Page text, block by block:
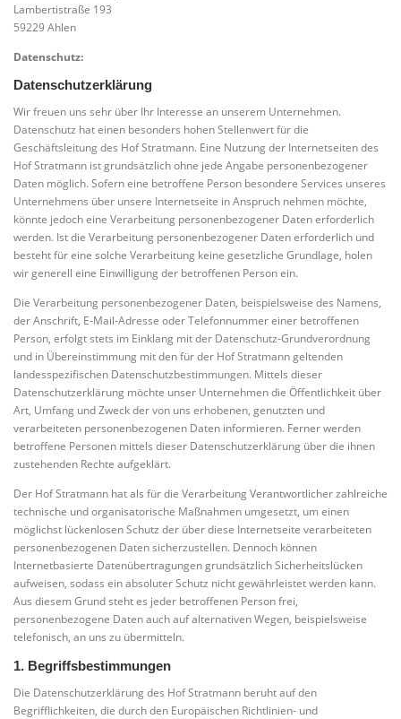
Lambertistraße 193
59229 Ahlen
Datenschutz:
Datenschutzerklärung
Wir freuen uns sehr über Ihr Interesse an unserem Unternehmen.
Datenschutz hat einen besonders hohen Stellenwert für die
Geschäftsleitung des Hof Stratmann. Eine Nutzung der Internetseiten des
Hof Stratmann ist grundsätzlich ohne jede Angabe personenbezogener
Daten möglich. Sofern eine betroffene Person besondere Services unseres
Unternehmens über unsere Internetseite in Anspruch nehmen möchte,
könnte jedoch eine Verarbeitung personenbezogener Daten erforderlich
werden. Ist die Verarbeitung personenbezogener Daten erforderlich und
besteht für eine solche Verarbeitung keine gesetzliche Grundlage, holen
wir generell eine Einwilligung der betroffenen Person ein.
Die Verarbeitung personenbezogener Daten, beispielsweise des Namens,
der Anschrift, E-Mail-Adresse oder Telefonnummer einer betroffenen
Person, erfolgt stets im Einklang mit der Datenschutz-Grundverordnung
und in Übereinstimmung mit den für der Hof Stratmann geltenden
landesspezifischen Datenschutzbestimmungen. Mittels dieser
Datenschutzerklärung möchte unser Unternehmen die Öffentlichkeit über
Art, Umfang und Zweck der von uns erhobenen, genutzten und
verarbeiteten personenbezogenen Daten informieren. Ferner werden
betroffene Personen mittels dieser Datenschutzerklärung über die ihnen
zustehenden Rechte aufgeklärt.
Der Hof Stratmann hat als für die Verarbeitung Verantwortlicher zahlreiche
technische und organisatorische Maßnahmen umgesetzt, um einen
möglichst lückenlosen Schutz der über diese Internetseite verarbeiteten
personenbezogenen Daten sicherzustellen. Dennoch können
Internetbasierte Datenübertragungen grundsätzlich Sicherheitslücken
aufweisen, sodass ein absoluter Schutz nicht gewährleistet werden kann.
Aus diesem Grund steht es jeder betroffenen Person frei,
personenbezogene Daten auch auf alternativen Wegen, beispielsweise
telefonisch, an uns zu übermitteln.
1. Begriffsbestimmungen
Die Datenschutzerklärung des Hof Stratmann beruht auf den
Begrifflichkeiten, die durch den Europäischen Richtlinien- und